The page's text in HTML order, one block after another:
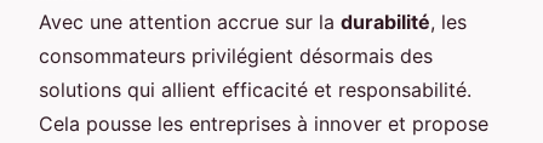
Avec une attention accrue sur la durabilité, les
consommateurs privilégient désormais des
solutions qui allient efficacité et responsabilité.
Cela pousse les entreprises à innover et propose